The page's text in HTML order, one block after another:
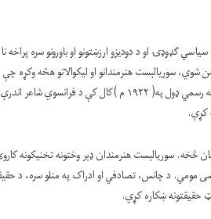
ګډوډۍ او د دودیزو ارزښتونو او باورونو سره پراخه نا
شوي، سوریالېست هنرمندانو او لیکوالانو هڅه وکړه
انسان د روان پټو ژورو ته لاړ شي او د تخیل تخلیقي ظرفیت یې پرانیزي کړي. دا غورځنګ په رسمي ډول په( ۱۹۲۲ م )کال کې د فرانسوي شاعر اندرې
کړې.
څخه. سوریالېست هنرمندان ډېر وختونه تخنیکونه
مومي. د چانس، تصادفي او ادراک په منلو سره، د
حقیقتونه ښکاره کړي.